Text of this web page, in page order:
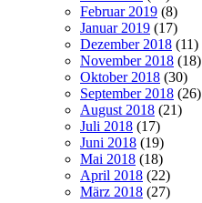
Februar 2019 (8)
Januar 2019 (17)
Dezember 2018 (11)
November 2018 (18)
Oktober 2018 (30)
September 2018 (26)
August 2018 (21)
Juli 2018 (17)
Juni 2018 (19)
Mai 2018 (18)
April 2018 (22)
März 2018 (27)